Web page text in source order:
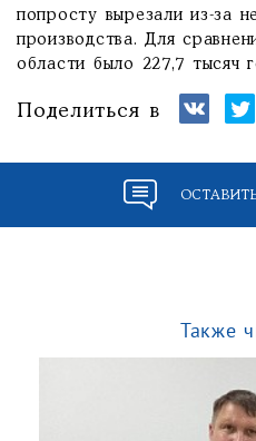
попросту вырезали из-за
производства. Для
области было 227,7 тысяч
Поделиться в
Также